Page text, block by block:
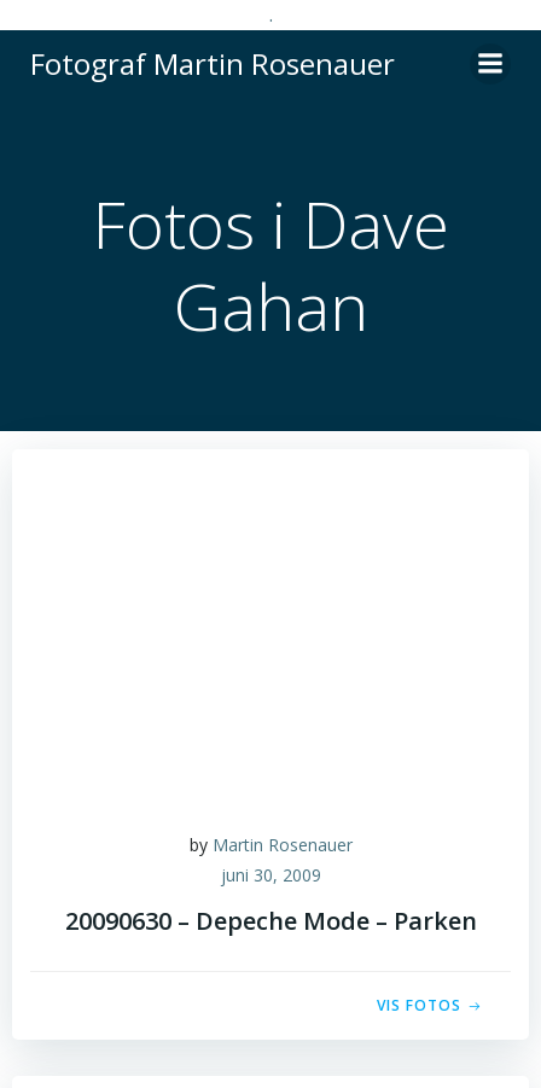
.
til
Fotograf Martin Rosenauer
Fotos i Dave
Gahan
by Martin Rosenauer
juni 30, 2009
20090630 – Depeche Mode – Parken
VIS FOTOS